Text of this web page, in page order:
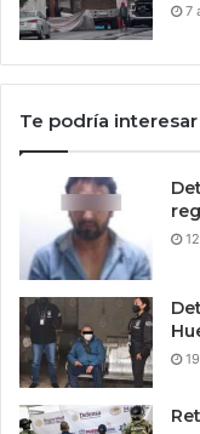
7
Te podría interesar